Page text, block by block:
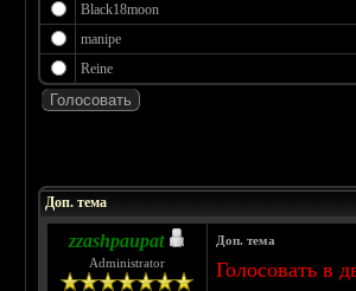
Black18moon
manipe
Reine
Доп. тема
zzashpaupat
Administrator
Доп. тема
Голосовать в